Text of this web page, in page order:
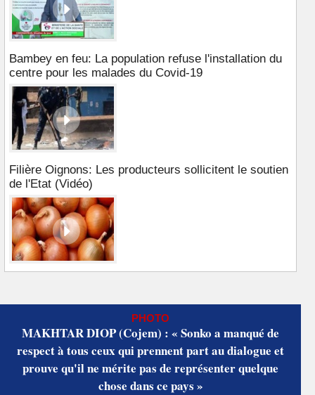
Bambey en feu: La population refuse l'installation du
centre pour les malades du Covid-19
Filière Oignons: Les producteurs sollicitent le soutien
de l'Etat (Vidéo)
PHOTO
MAKHTAR DIOP (Cojem) : « Sonko a manqué de
respect à tous ceux qui prennent part au dialogue et
prouve qu'il ne mérite pas de représenter quelque
chose dans ce pays »